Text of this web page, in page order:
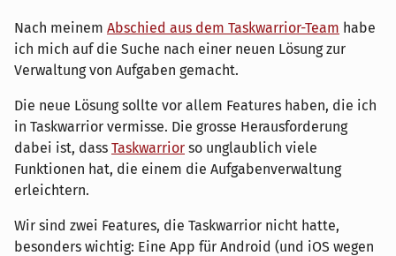
Nach meinem Abschied aus dem Taskwarrior-Team habe
ich mich auf die Suche nach einer neuen Lösung zur
Verwaltung von Aufgaben gemacht.
Die neue Lösung sollte vor allem Features haben, die ich
in Taskwarrior vermisse. Die grosse Herausforderung
dabei ist, dass Taskwarrior so unglaublich viele
Funktionen hat, die einem die Aufgabenverwaltung
erleichtern.
Wir sind zwei Features, die Taskwarrior nicht hatte,
besonders wichtig: Eine App für Android (und iOS wegen